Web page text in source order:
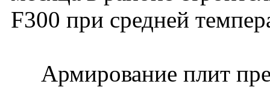
F300 при средней
Армирование плит